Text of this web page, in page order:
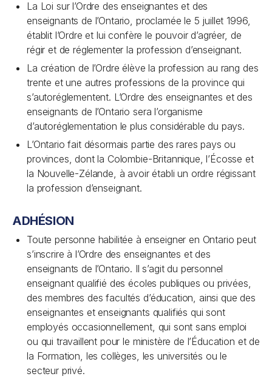
La Loi sur l’Ordre des enseignantes et des
enseignants de l’Ontario, proclamée le 5 juillet 1996,
établit l’Ordre et lui confère le pouvoir d’agréer, de
régir et de réglementer la profession d’enseignant.
La création de l’Ordre élève la profession au rang des
trente et une autres professions de la province qui
s’autoréglementent. L’Ordre des enseignantes et des
enseignants de l’Ontario sera l’organisme
d’autoréglementation le plus considérable du pays.
L’Ontario fait désormais partie des rares pays ou
provinces, dont la Colombie-Britannique, l’Écosse et
la Nouvelle-Zélande, à avoir établi un ordre régissant
la profession d’enseignant.
ADHÉSION
Toute personne habilitée à enseigner en Ontario peut
s’inscrire à l’Ordre des enseignantes et des
enseignants de l’Ontario. Il s’agit du personnel
enseignant qualifié des écoles publiques ou privées,
des membres des facultés d’éducation, ainsi que des
enseignantes et enseignants qualifiés qui sont
employés occasionnellement, qui sont sans emploi
ou qui travaillent pour le ministère de l’Éducation et de
la Formation, les collèges, les universités ou le
secteur privé.